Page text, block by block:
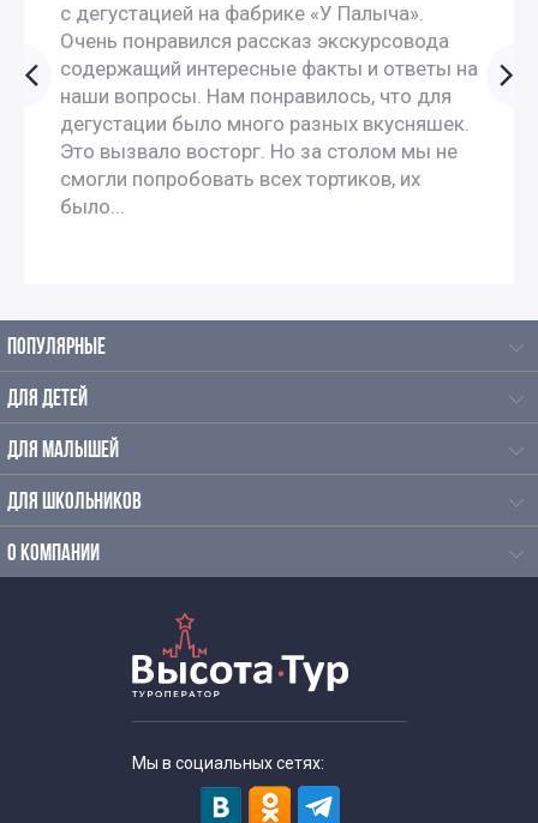
Экскурсии для школьников 7 класса в Москве
Литературные экскурсии для 7 класс
Литературные экскурсии для 8 класса
Автобусные экскурсии для школьников средней школы
Литературные экскурсии для школьников
Литературные экскурсии для начальной школы
Экскурсии в музеи для школьников начальных классов
Экскурсии для школьников на каникулы
Экскурсии для школьников по русскому языку и
с дегустацией на фабрике «У Палыча».
Очень понравился рассказ экскурсовода
содержащий интересные факты и ответы на
наши вопросы. Нам понравилось, что для
дегустации было много разных вкусняшек.
Это вызвало восторг. Но за столом мы не
смогли попробовать всех тортиков, их
было...
ПОПУЛЯРНЫЕ
ДЛЯ ДЕТЕЙ
ДЛЯ МАЛЫШЕЙ
ДЛЯ ШКОЛЬНИКОВ
О КОМПАНИИ
Мы в социальных сетях: